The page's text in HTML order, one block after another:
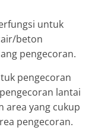
untuk
beton
pengecoran.
pengecoran
lantai
area yang cukup
pengecoran.